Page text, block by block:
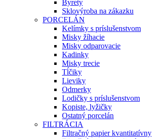
Byrety
Sklovýroba na zákazku
PORCELÁN
Kelímky s príslušenstvom
Misky žíhacie
Misky odparovacie
Kadinky
Misky trecie
Tĺčiky
Lieviky
Odmerky
Lodičky s príslušenstvom
Kopiste, lyžičky
Ostatný porcelán
FILTRÁCIA
Filtračný papier kvantitatívny